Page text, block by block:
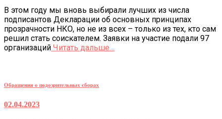
В этом году мы вновь выбирали лучших из числа
подписантов Декларации об основных принципах
прозрачности НКО, но не из всех – только из тех, кто сам
решил стать соискателем. Заявки на участие подали 97
организаций Читать дальше…
Обращения о подозрительных сборах
02.04.2023